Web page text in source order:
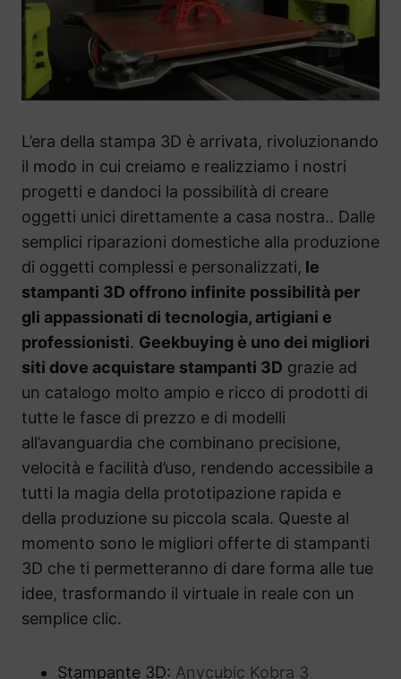
L’era della stampa 3D è arrivata, rivoluzionando
il modo in cui creiamo e realizziamo i nostri
progetti e dandoci la possibilità di creare
oggetti unici direttamente a casa nostra.. Dalle
semplici riparazioni domestiche alla produzione
di oggetti complessi e personalizzati, le
stampanti 3D offrono infinite possibilità per
gli appassionati di tecnologia, artigiani e
professionisti. Geekbuying è uno dei migliori
siti dove acquistare stampanti 3D grazie ad
un catalogo molto ampio e ricco di prodotti di
tutte le fasce di prezzo e di modelli
all’avanguardia che combinano precisione,
velocità e facilità d’uso, rendendo accessibile a
tutti la magia della prototipazione rapida e
della produzione su piccola scala. Queste al
momento sono le migliori offerte di stampanti
3D che ti permetteranno di dare forma alle tue
idee, trasformando il virtuale in reale con un
semplice clic.
Stampante 3D: Anycubic Kobra 3